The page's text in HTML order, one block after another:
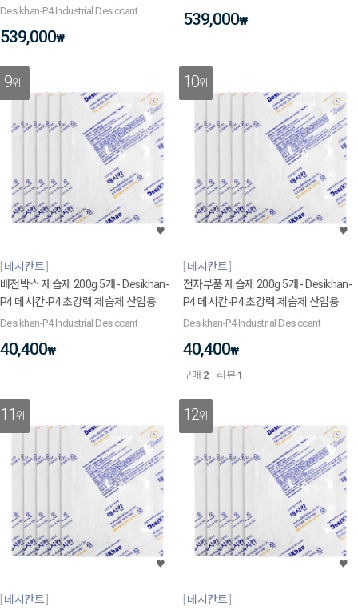
Desikhan-P4 Industrial Desiccant
539,000₩
539,000₩
9위
데시칸트
배전박스 제습제 200g 5개 - Desikhan-
P4 데시칸-P4 초강력 제습제 산업용
Desikhan-P4 Industrial Desiccant
40,400₩
10위
데시칸트
전자부품 제습제 200g 5개 - Desikhan-
P4 데시칸-P4 초강력 제습제 산업용
Desikhan-P4 Industrial Desiccant
40,400₩
구매 2 리뷰 1
11위
데시칸트
12위
데시칸트